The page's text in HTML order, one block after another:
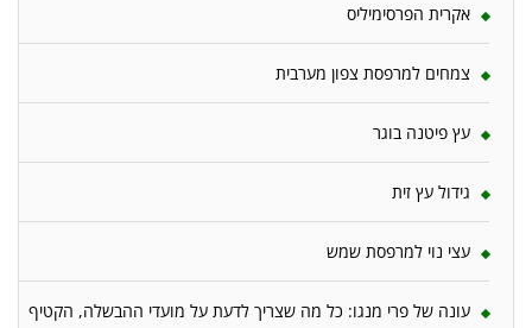
אקרית הפרסימיליס
צמחים למרפסת צפון מערבית
עץ פיטנה בוגר
גידול עץ זית
עצי נוי למרפסת שמש
עונה של פרי מנגו: כל מה שצריך לדעת על מועדי ההבשלה, הקטיף